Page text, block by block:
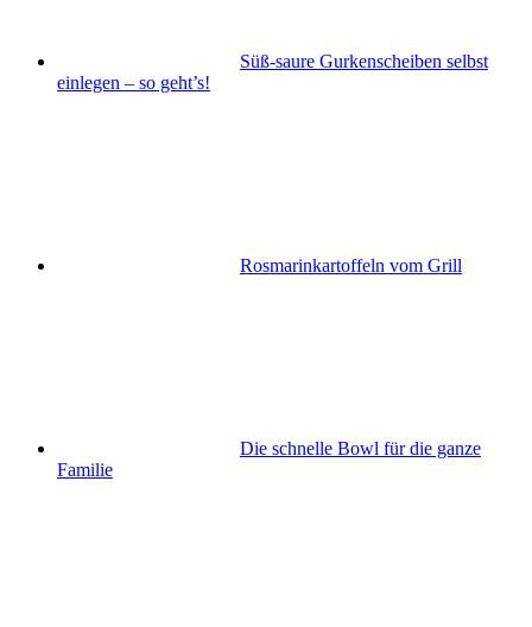
Süß-saure Gurkenscheiben selbst
einlegen – so geht’s!
Rosmarinkartoffeln vom Grill
Die schnelle Bowl für die ganze
Familie